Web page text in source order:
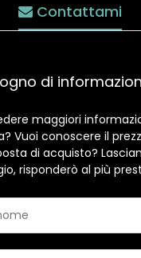
Contattami
di
maggiori
Vuoi conoscere il
di acquisto?
risponderò al più